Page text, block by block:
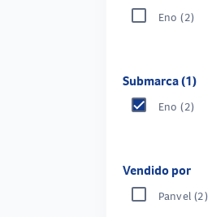
Eno (2)
Submarca (1)
Eno (2)
Vendido por
Panvel (2)